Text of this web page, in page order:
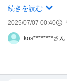
飲み会の席で社
ちょっとな、っ
他の男性みたい
良くも思って
男性の皆さんか
なのでわざわざ
述デメリットを
なく全然付き
続きを読む
2025/07/07 00:40
kos********さん